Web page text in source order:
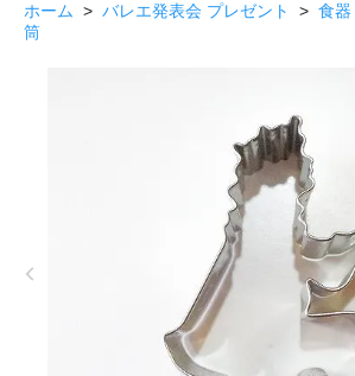
ホーム > バレエ発表会 プレゼント > 食器
筒